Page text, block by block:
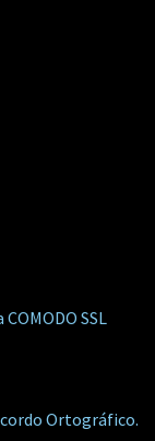
SSL
Ortográfico.